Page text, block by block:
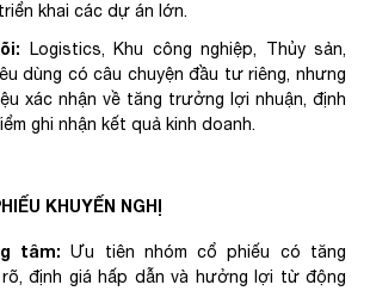
khai các dự án lớn.
Logistics, Khu công nghiệp, Thủy sản,
dùng có câu chuyện đầu tư riêng, nhưng
xác nhận về tăng trưởng lợi nhuận, định
ghi nhận kết quả kinh doanh.
KHUYẾN NGHỊ
tâm: Ưu tiên nhóm cổ phiếu có tăng
định giá hấp dẫn và hưởng lợi từ động